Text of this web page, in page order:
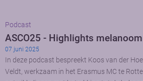
Podcast
ASCO25 - Highlights melanoom
07 juni 2025
In deze podcast bespreekt Koos van der
Veldt, werkzaam in het Erasmus MC te